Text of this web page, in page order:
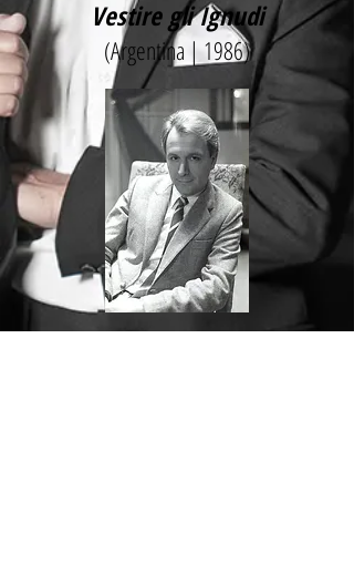
Vestire gli Ignudi
(Argentina | 1986)